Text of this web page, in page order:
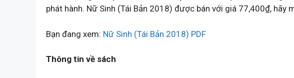
phát hành. Nữ Sinh (Tái Bản 2018) được bán với giá 77,400₫, hãy
Bạn đang xem: Nữ Sinh (Tái Bản 2018) PDF
Thông tin về sách